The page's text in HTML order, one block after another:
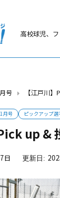
高校球児、
号 【江戸川
月号 ピックアップ選
up &
日